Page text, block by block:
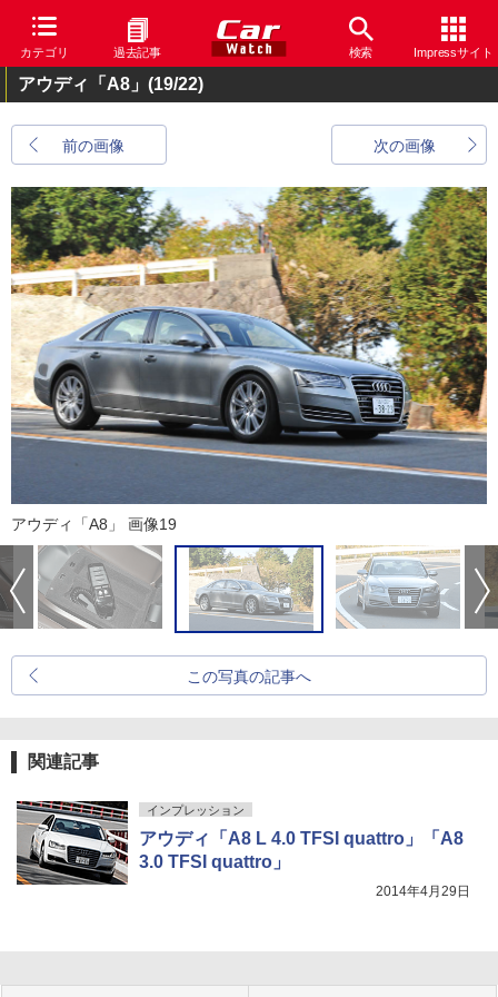
カテゴリ 過去記事 検索 Impressサイト
アウディ「A8」 (19/22)
前の画像 次の画像
アウディ「A8」 画像19
この写真の記事へ
関連記事
インプレッション
アウディ「A8 L 4.0 TFSI quattro」「A8
3.0 TFSI quattro」
2014年4月29日